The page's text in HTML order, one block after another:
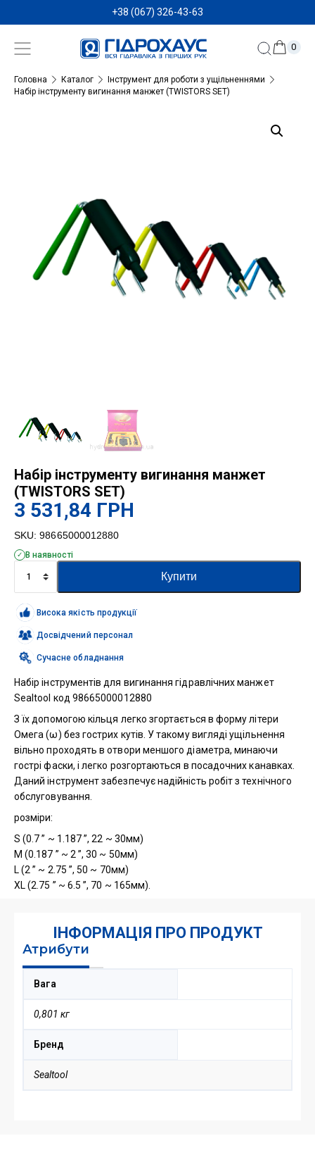
+38 (067) 326-43-63
0
Головна Каталог
Інструмент для роботи з ущільненнями
Набір інструменту вигинання манжет (TWISTORS SET)
Набір інструменту вигинання манжет
(TWISTORS SET)
3 531,84 ГРН
SKU: 98665000012880
В наявності
інструменту
вигинання
манжет
(TWISTORS
SET)
кількість
Купити
Висока якість продукції
Досвідчений персонал
Сучасне обладнання
Набір інструментів для вигинання гідравлічних манжет
Sealtool код 98665000012880
З їх допомогою кільця легко згортається в форму літери
Омега (ω) без гострих кутів. У такому вигляді ущільнення
вільно проходять в отвори меншого діаметра, минаючи
гострі фаски, і легко розгортаються в посадочних канавках.
Даний інструмент забезпечує надійність робіт з технічного
обслуговування.
розміри:
S (0.7 ” ~ 1.187 ”, 22 ~ 30мм)
M (0.187 ” ~ 2 ”, 30 ~ 50мм)
L (2 ” ~ 2.75 ”, 50 ~ 70мм)
XL (2.75 ” ~ 6.5 ”, 70 ~ 165мм).
ІНФОРМАЦІЯ ПРО ПРОДУКТ
Атрибути
Вага
0,801 кг
Бренд
Sealtool